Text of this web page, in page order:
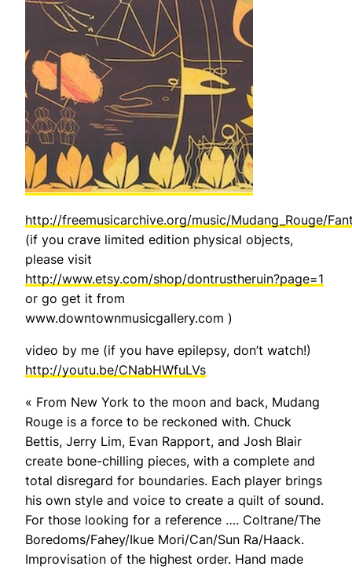
http://freemusicarchive.org/music/Mudang_Rouge/
(if you crave limited edition physical objects,
please visit
http://www.etsy.com/shop/dontrustheruin?page=1
or go get it from
www.downtownmusicgallery.com )
video by me (if you have epilepsy, don’t watch!)
http://youtu.be/CNabHWfuLVs
« From New York to the moon and back, Mudang
Rouge is a force to be reckoned with. Chuck
Bettis, Jerry Lim, Evan Rapport, and Josh Blair
create bone-chilling pieces, with a complete and
total disregard for boundaries. Each player brings
his own style and voice to create a quilt of sound.
For those looking for a reference …. Coltrane/The
Boredoms/Fahey/Ikue Mori/Can/Sun Ra/Haack.
Improvisation of the highest order. Hand made